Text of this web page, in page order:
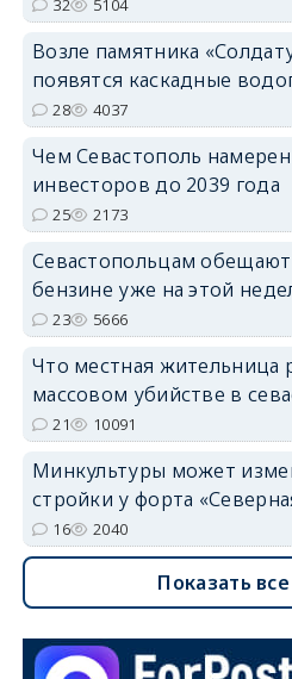
Возле памятника
появятся каскадные
28 4037
Чем Севастополь
инвесторов до 2039 года
25 2173
Севастопольцам
бензине уже на этой
23 5666
Что местная жительница
массовом убийстве в
21 10091
Минкультуры может
стройки у форта
16 2040
Показать